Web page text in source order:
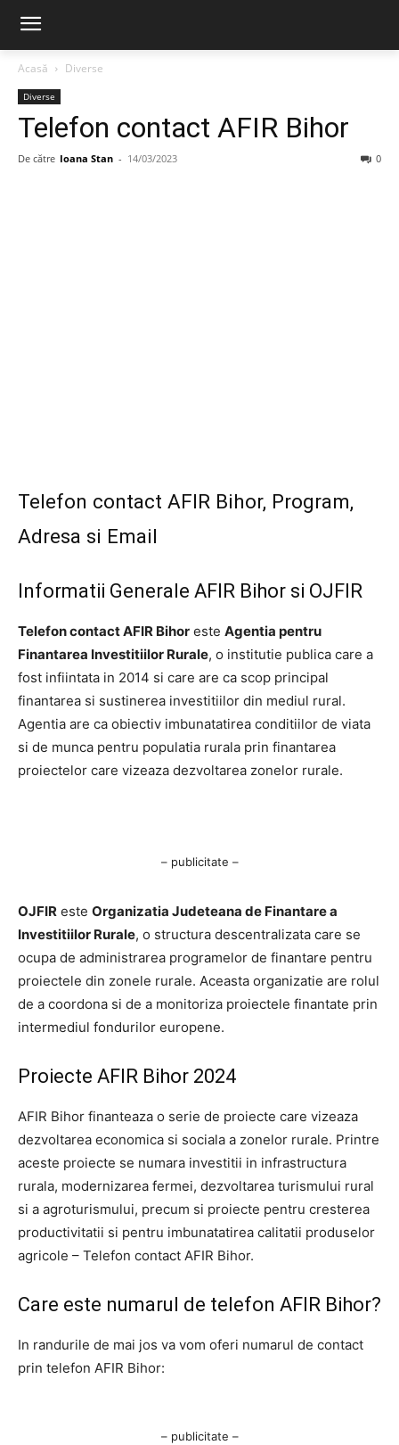
Acasă Diverse
Diverse
Telefon contact AFIR Bihor
De către Ioana Stan - 14/03/2023 0
Telefon contact AFIR Bihor, Program,
Adresa si Email
Informatii Generale AFIR Bihor si OJFIR
Telefon contact AFIR Bihor este Agentia pentru
Finantarea Investitiilor Rurale, o institutie publica care a
fost infiintata in 2014 si care are ca scop principal
finantarea si sustinerea investitiilor din mediul rural.
Agentia are ca obiectiv imbunatatirea conditiilor de viata
si de munca pentru populatia rurala prin finantarea
proiectelor care vizeaza dezvoltarea zonelor rurale.
– publicitate –
OJFIR este Organizatia Judeteana de Finantare a
Investitiilor Rurale, o structura descentralizata care se
ocupa de administrarea programelor de finantare pentru
proiectele din zonele rurale. Aceasta organizatie are rolul
de a coordona si de a monitoriza proiectele finantate prin
intermediul fondurilor europene.
Proiecte AFIR Bihor 2024
AFIR Bihor finanteaza o serie de proiecte care vizeaza
dezvoltarea economica si sociala a zonelor rurale. Printre
aceste proiecte se numara investitii in infrastructura
rurala, modernizarea fermei, dezvoltarea turismului rural
si a agroturismului, precum si proiecte pentru cresterea
productivitatii si pentru imbunatatirea calitatii produselor
agricole – Telefon contact AFIR Bihor.
Care este numarul de telefon AFIR Bihor?
In randurile de mai jos va vom oferi numarul de contact
prin telefon AFIR Bihor:
– publicitate –